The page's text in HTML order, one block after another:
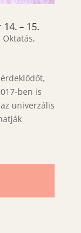
– 15.
Oktatás,
ben is
univerzális